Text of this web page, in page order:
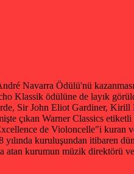
Navarra Ödülü'nü
Klassik ödülüne de layık
Sir John Eliot Gardiner,
çıkan Warner Classics
de Violoncelle"i kuran
kuruluşundan itibaren
atan kurumun müzik direktörü